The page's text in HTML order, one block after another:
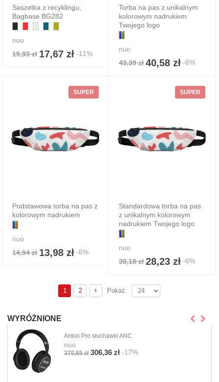
Saszetka z recyklingu,
Bagbase BG282
nuo
19,93 zł 17,67 zł -11%
Torba na pas z unikalnym
kolorowym nadrukiem
Twojego logo
nuo
43,39 zł 40,58 zł -6%
SUPER
Podstawowa torba na pas z
kolorowym nadrukiem
nuo
14,94 zł 13,98 zł -6%
SUPER
Standardowa torba na pas
z unikalnym kolorowym
nadrukiem Twojego logo
nuo
30,18 zł 28,23 zł -6%
1 2 Pokaż:
WYRÓŻNIONE
Anton Pro słuchawki ANC
nuo
370,85 zł 306,36 zł -17%